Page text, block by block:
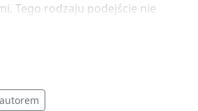
Tego rodzaju podejście nie
ich rehabilitację.
stosowanie metod zgodnych z